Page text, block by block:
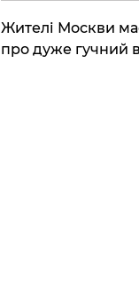
Жителі Москви
про дуже гучний